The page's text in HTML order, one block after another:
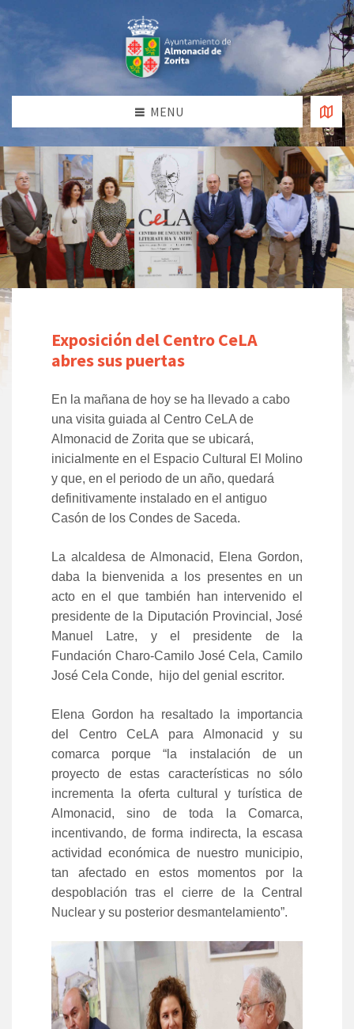
MENU
Exposición del Centro CeLA
abres sus puertas
En la mañana de hoy se ha llevado a cabo
una visita guiada al Centro CeLA de
Almonacid de Zorita que se ubicará,
inicialmente en el Espacio Cultural El Molino
y que, en el periodo de un año, quedará
definitivamente instalado en el antiguo
Casón de los Condes de Saceda.
La alcaldesa de Almonacid, Elena Gordon,
daba la bienvenida a los presentes en un
acto en el que también han intervenido el
presidente de la Diputación Provincial, José
Manuel Latre, y el presidente de la
Fundación Charo-Camilo José Cela, Camilo
José Cela Conde, hijo del genial escritor.
Elena Gordon ha resaltado la importancia
del Centro CeLA para Almonacid y su
comarca porque “la instalación de un
proyecto de estas características no sólo
incrementa la oferta cultural y turística de
Almonacid, sino de toda la Comarca,
incentivando, de forma indirecta, la escasa
actividad económica de nuestro municipio,
tan afectado en estos momentos por la
despoblación tras el cierre de la Central
Nuclear y su posterior desmantelamiento”.